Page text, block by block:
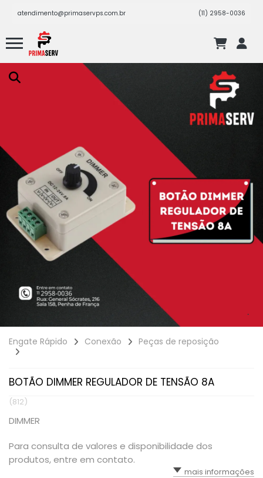
atendimento@primaservps.com.br (11) 2958-0036
Engate Rápido Conexão Peças de reposição
BOTÃO DIMMER REGULADOR DE TENSÃO 8A
(812)
DIMMER
Para consulta de valores e disponibilidade dos
produtos, entre em contato.
mais informações